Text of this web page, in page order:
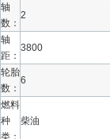
轴
数：
2
轴
距：
3800
轮胎
数：
6
燃料
种
类：
柴油